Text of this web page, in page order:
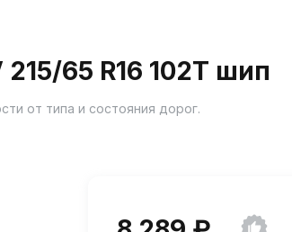
65 R16 102T шип
от типа и состояния дорог.